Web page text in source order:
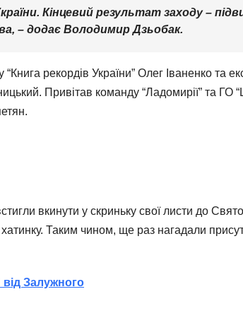
Кінцевий результат заходу –
– додає Володимир Дзьобак.
рекордів України” Олег Іваненко та
Привітав команду “Ладомирії” та ГО
вкинути у скриньку свої листи до
хатинку. Таким чином, ще раз нагадали
Залужного